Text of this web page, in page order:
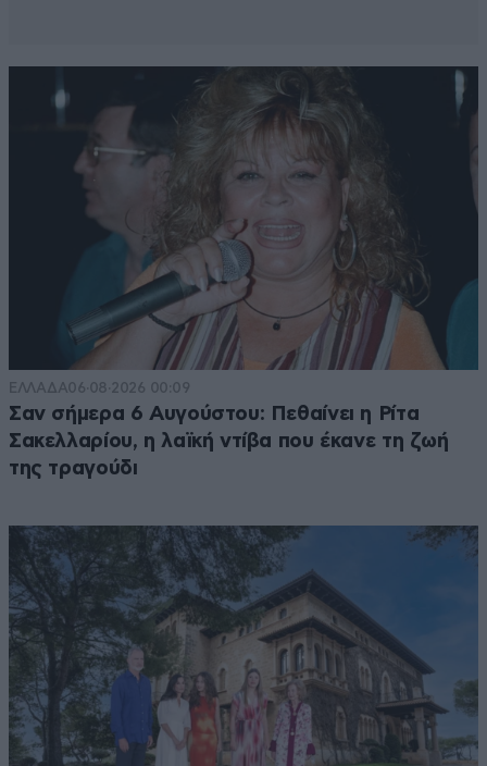
ΕΛΛΑΔΑ06·08·2026 00:09
Σαν σήμερα 6 Αυγούστου: Πεθαίνει η Ρίτα
Σακελλαρίου, η λαϊκή ντίβα που έκανε τη ζωή
της τραγούδι